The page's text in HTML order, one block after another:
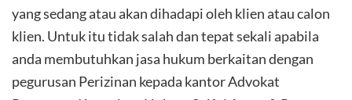
yang sedang atau akan dihadapi oleh klien atau calon
klien. Untuk itu tidak salah dan tepat sekali apabila
anda membutuhkan jasa hukum berkaitan dengan
pegurusan Perizinan kepada kantor Advokat